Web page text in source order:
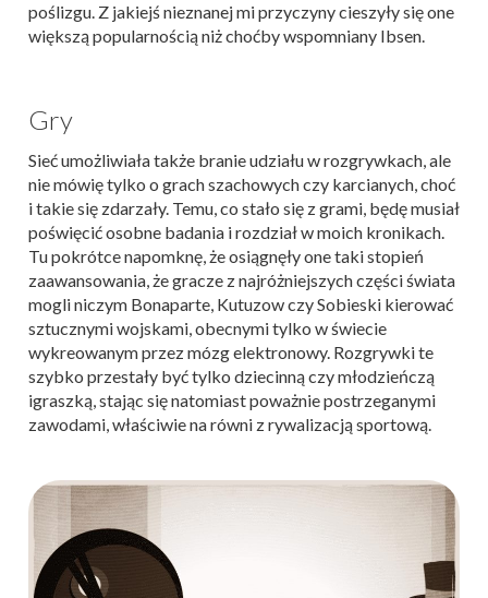
poślizgu. Z jakiejś nieznanej mi przyczyny cieszyły się one
większą popularnością niż choćby wspomniany Ibsen.
Gry
Sieć umożliwiała także branie udziału w rozgrywkach, ale
nie mówię tylko o grach szachowych czy karcianych, choć
i takie się zdarzały. Temu, co stało się z grami, będę musiał
poświęcić osobne badania i rozdział w moich kronikach.
Tu pokrótce napomknę, że osiągnęły one taki stopień
zaawansowania, że gracze z najróżniejszych części świata
mogli niczym Bonaparte, Kutuzow czy Sobieski kierować
sztucznymi wojskami, obecnymi tylko w świecie
wykreowanym przez mózg elektronowy. Rozgrywki te
szybko przestały być tylko dziecinną czy młodzieńczą
igraszką, stając się natomiast poważnie postrzeganymi
zawodami, właściwie na równi z rywalizacją sportową.